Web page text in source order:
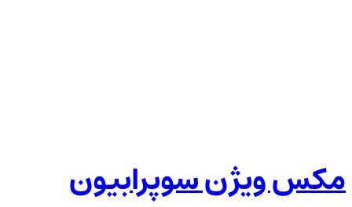
مکس ویژن سوپرابیون